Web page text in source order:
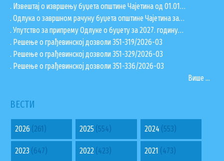
. Извештај о извршењу буџета општине Чајетина од 01.01…
. Одлука о завршном рачуну буџета општине Чајетина за…
. Упутство за припрему Одлуке о буџету за 2027. годину…
. Решење о грађевинској дозволи 351-319/2026-03
. Решење о грађевинској дозволи 351-329/2026-03
. Решење о грађевинској дозволи 351-336/2026-03
Више ...
ВЕСТИ
2026 (261) 2025 (554) 2024 (553)
2023 (647) 2022 (423) 2021 (473)